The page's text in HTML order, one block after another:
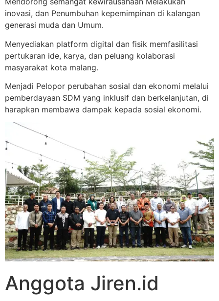
inovasi, dan Penumbuhan kepemimpinan di kalangan
generasi muda dan Umum.
Menyediakan platform digital dan fisik memfasilitasi
pertukaran ide, karya, dan peluang kolaborasi
masyarakat kota malang.
Menjadi Pelopor perubahan sosial dan ekonomi melalui
pemberdayaan SDM yang inklusif dan berkelanjutan, di
harapkan membawa dampak kepada sosial ekonomi.
Anggota Jiren.id